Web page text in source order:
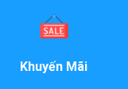
Khuyến Mãi